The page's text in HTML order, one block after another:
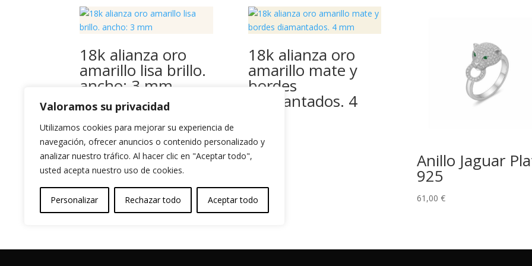
Valoramos su privacidad
Utilizamos cookies para mejorar su experiencia de
navegación, ofrecer anuncios o contenido personalizado y
analizar nuestro tráfico. Al hacer clic en "Aceptar todo",
usted acepta nuestro uso de cookies.
Personalizar Rechazar todo Aceptar todo
18k alianza oro
amarillo lisa brillo.
ancho: 3 mm
600,00€
18k alianza oro
amarillo mate y
bordes
diamantados. 4
650,00
Anillo Jaguar
925
61,00 €